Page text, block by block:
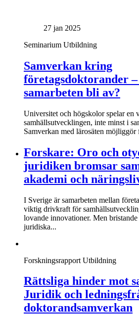
27 jan 2025
Seminarium Utbildning
Samverkan kring
företagsdoktorander
samarbeten bli av?
Universitet och högskolor spelar en
samhällsutvecklingen, inte minst i
Samverkan med lärosäten möjliggör
Forskare: Oro och
juridiken bromsar
akademi och
I Sverige är samarbeten mellan
viktig drivkraft för
lovande innovationer. Men
juridiska...
Forskningsrapport Utbildning
Rättsliga hinder mot
Juridik och
doktorandsamverkan